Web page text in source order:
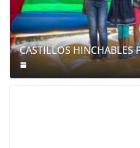
CASTILLOS HINCHABLES